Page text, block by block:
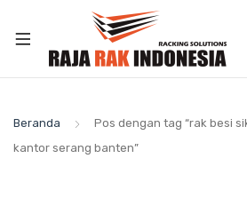
Beranda
Pos dengan tag “rak besi
kantor serang banten”